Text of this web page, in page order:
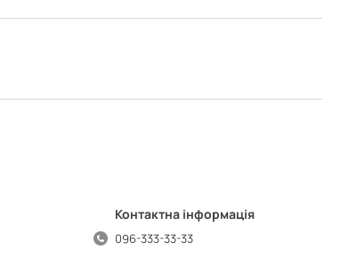
Контактна інформація
096-333-33-33